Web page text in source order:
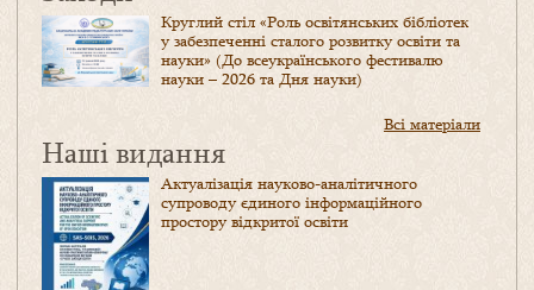
Круглий стіл «Роль освітянських бібліотек
у забезпеченні сталого розвитку освіти та
науки» (До всеукраїнського фестивалю
науки – 2026 та Дня науки)
Всі матеріали
Наші видання
Актуалізація науково-аналітичного
супроводу єдиного інформаційного
простору відкритої освіти